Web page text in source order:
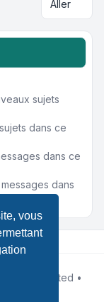
vous
Aller
sujets
dans ce
dans ce
dans
phpBB Limited •